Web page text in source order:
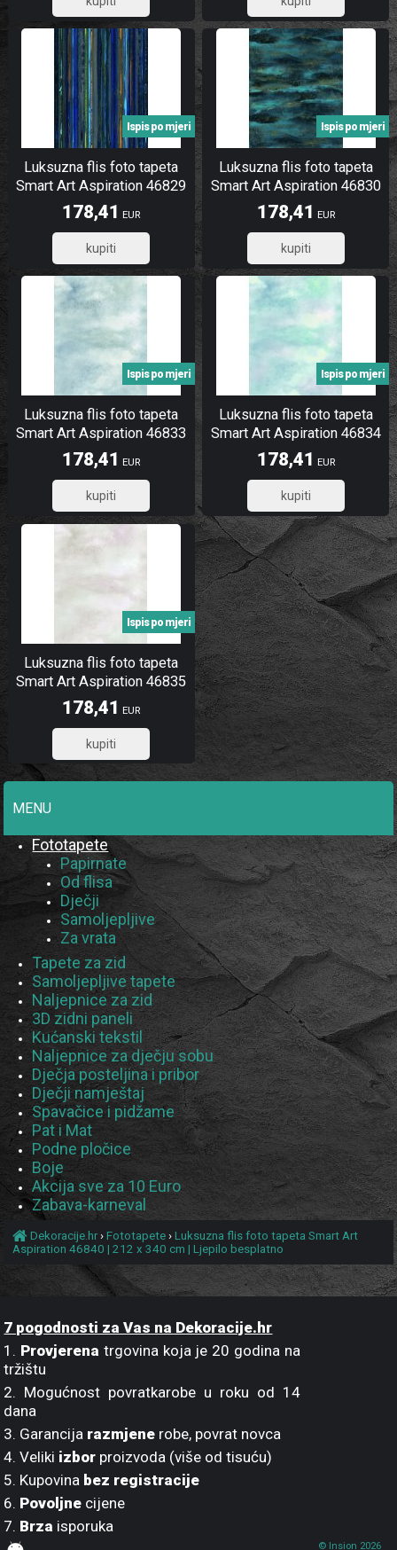
142,73 142,73
Luksuzna flis foto tapeta
Smart Art Aspiration 46829
| 212 x 340 cm | Ljepilo
besplatno
Ispis po mjeri
178,41 EUR
142,73
Luksuzna flis foto tapeta
Smart Art Aspiration 46830
| 212 x 340 cm | Ljepilo
besplatno
Ispis po mjeri
178,41 EUR
142,73
Luksuzna flis foto tapeta
Smart Art Aspiration 46833
| 212 x 340 cm | Ljepilo
besplatno
Ispis po mjeri
178,41 EUR
142,73
Luksuzna flis foto tapeta
Smart Art Aspiration 46834
| 212 x 340 cm | Ljepilo
besplatno
Ispis po mjeri
178,41 EUR
142,73
Luksuzna flis foto tapeta
Smart Art Aspiration 46835
| 212 x 340 cm | Ljepilo
besplatno
Ispis po mjeri
178,41 EUR
142,73
MENU
Fototapete
Papirnate
Od flisa
Dječji
Samoljepljive
Za vrata
Tapete za zid
Samoljepljive tapete
Naljepnice za zid
3D zidni paneli
Kućanski tekstil
Naljepnice za dječju sobu
Dječja posteljina i pribor
Dječji namještaj
Spavačice i pidžame
Pat i Mat
Podne pločice
Boje
Akcija sve za 10 Euro
Zabava-karneval
Dekoracije.hr›Fototapete ›Luksuzna flis foto tapeta Smart Art
Aspiration 46840 | 212 x 340 cm | Ljepilo besplatno
7 pogodnosti za Vas na Dekoracije.hr
1. Provjerena trgovina koja je 20 godina na
tržištu
2. Mogućnost povratkarobe u roku od 14
dana
3. Garancija razmjene robe, povrat novca
4. Veliki izbor proizvoda (više od tisuću)
5. Kupovina bez registracije
6. Povoljne cijene
7. Brza isporuka
© Insion 2026